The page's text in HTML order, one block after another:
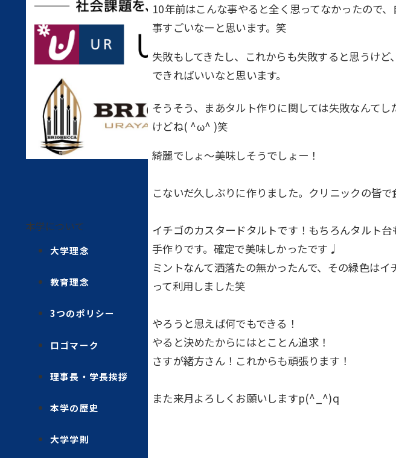
本学について
大学理念
教育理念
3つのポリシー
ロゴマーク
理事長・学長挨拶
本学の歴史
大学学則
10年前はこんな事やると全く思ってなかったので
事すごいなーと思います。笑
失敗もしてきたし、これからも失敗すると思うけど
できればいいなと思います。
そうそう、まあタルト作りに関しては失敗なんてし
けどね( ^ω^ )笑
綺麗でしょ〜美味しそうでしょー！
こないだ久しぶりに作りました。クリニックの皆で
イチゴのカスタードタルトです！もちろんタルト台
手作りです。確定で美味しかったです♩
ミントなんて洒落たの無かったんで、その緑色はイ
って利用しました笑
やろうと思えば何でもできる！
やると決めたからにはとことん追求！
さすが緒方さん！これからも頑張ります！
また来月よろしくお願いしますp(^_^)q